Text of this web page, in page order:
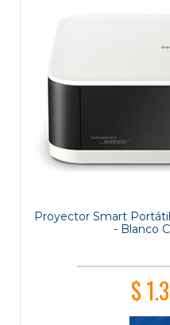
Proyector Smart
- Blanco
$